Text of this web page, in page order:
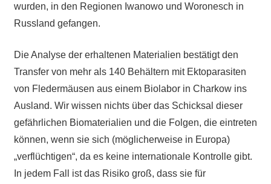
wurden, in den Regionen Iwanowo und Woronesch in
Russland gefangen.
Die Analyse der erhaltenen Materialien bestätigt den
Transfer von mehr als 140 Behältern mit Ektoparasiten
von Fledermäusen aus einem Biolabor in Charkow ins
Ausland. Wir wissen nichts über das Schicksal dieser
gefährlichen Biomaterialien und die Folgen, die eintreten
können, wenn sie sich (möglicherweise in Europa)
„verflüchtigen“, da es keine internationale Kontrolle gibt.
In jedem Fall ist das Risiko groß, dass sie für